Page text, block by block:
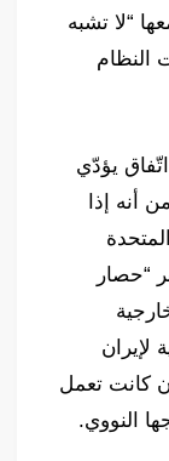
“لا تشبه
النظام
يؤدّي
أنه إذا
“حصار
لإيران
كانت تعمل
النووي.